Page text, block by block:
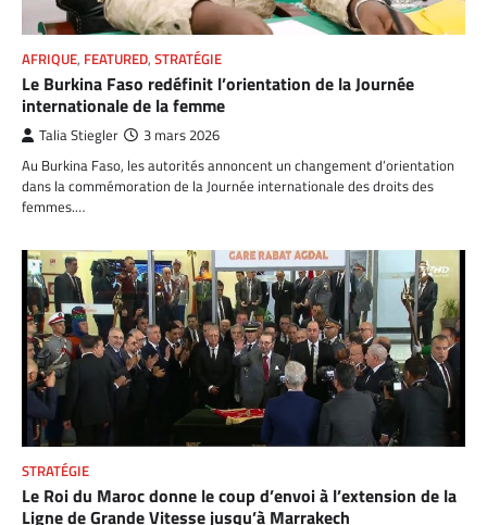
AFRIQUE, FEATURED, STRATÉGIE
Le Burkina Faso redéfinit l’orientation de la Journée
internationale de la femme
Talia Stiegler 3 mars 2026
Au Burkina Faso, les autorités annoncent un changement d’orientation
dans la commémoration de la Journée internationale des droits des
femmes.…
STRATÉGIE
Le Roi du Maroc donne le coup d’envoi à l’extension de la
Ligne de Grande Vitesse jusqu’à Marrakech